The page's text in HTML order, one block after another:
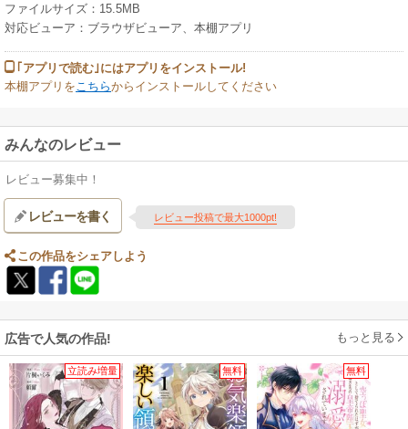
ファイルサイズ：15.5MB
対応ビューア：ブラウザビューア、本棚アプリ
｢アプリで読む｣にはアプリをインストール!
本棚アプリを こちらからインストールしてください
みんなのレビュー
レビュー募集中！
レビューを書く レビュー投稿で最大1000pt!
この作品をシェアしよう
広告で人気の作品! もっと見る
立読み増量 無料 無料